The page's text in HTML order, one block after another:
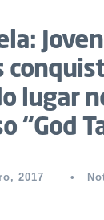
2017 •
lugar
“God
no site